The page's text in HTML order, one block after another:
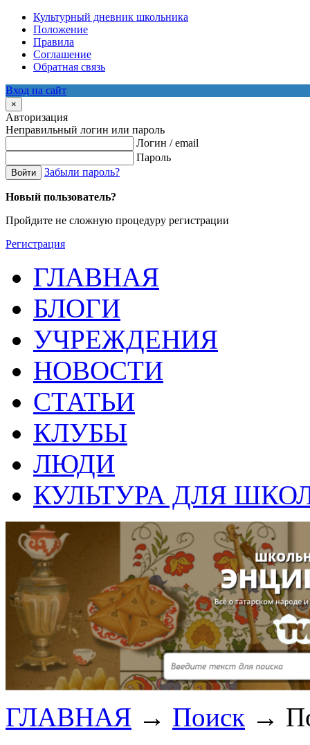
Культурный дневник школьника
Положение
Правила
Соглашение
Обратная связь
Вход на сайт
×
Авторизация
Неправильный логин или пароль
Логин / email
Пароль
Войти Забыли пароль?
Новый пользователь?
Пройдите не сложную процедуру регистрации
Регистрация
ГЛАВНАЯ
БЛОГИ
УЧРЕЖДЕНИЯ
НОВОСТИ
СТАТЬИ
КЛУБЫ
ЛЮДИ
КУЛЬТУРА ДЛЯ
ГЛАВНАЯ → Поиск →